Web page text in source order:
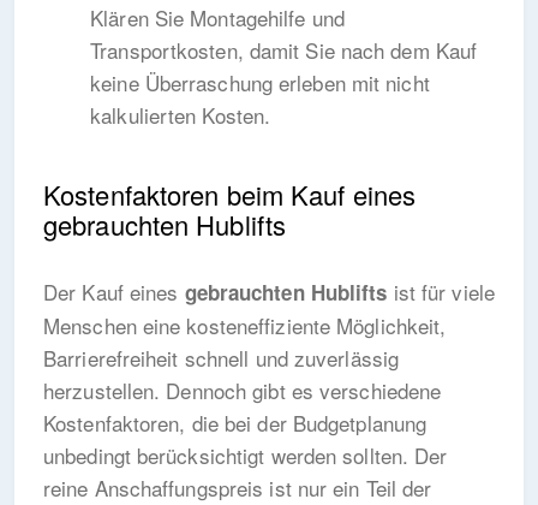
Klären Sie Montagehilfe und
Transportkosten, damit Sie nach dem Kauf
keine Überraschung erleben mit nicht
kalkulierten Kosten.
Kostenfaktoren beim Kauf eines
gebrauchten Hublifts
Der Kauf eines gebrauchten Hublifts ist für viele
Menschen eine kosteneffiziente Möglichkeit,
Barrierefreiheit schnell und zuverlässig
herzustellen. Dennoch gibt es verschiedene
Kostenfaktoren, die bei der Budgetplanung
unbedingt berücksichtigt werden sollten. Der
reine Anschaffungspreis ist nur ein Teil der